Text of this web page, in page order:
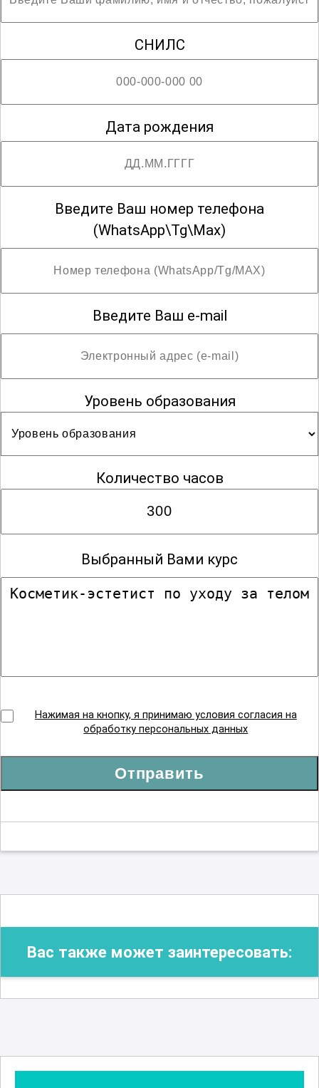
СНИЛС
Дата рождения
Введите Ваш номер телефона
(WhatsApp\Tg\Max)
Введите Ваш e-mail
Уровень образования
Количество часов
Выбранный Вами курс
Нажимая на кнопку, я принимаю условия согласия на
обработку персональных данных
Отправить
Вас также может заинтересовать: